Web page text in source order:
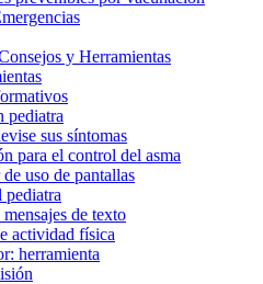
y Herramientas
pediatra
sus síntomas
para el control del asma
uso de pantallas
pediatra
de texto
activida​d física
herramienta